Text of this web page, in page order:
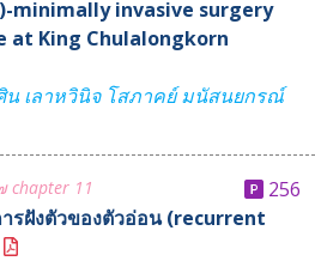
minimally invasive surgery
at King Chulalongkorn
น เลาหวินิจ โสภาคย์ มนัสนยกรณ์
chapter 11
256
รฝังตัวของตัวอ่อน (recurrent